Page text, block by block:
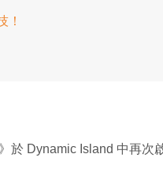
！
於 Dynamic Island 中再次